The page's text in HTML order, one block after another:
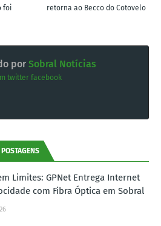
retorna ao Becco do Cotovelo
foi
por Sobral Notícias
twitter facebook
Limites: GPNet Entrega Internet
com Fibra Óptica em Sobral